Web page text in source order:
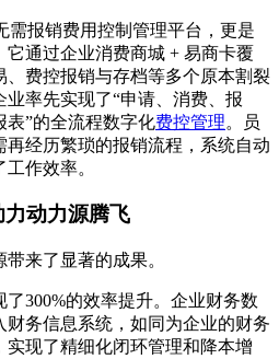
需报销费用控制管理平台，更是
通过企业消费商城 + 易商卡覆
费控报销与存档等多个原本割裂
率先实现了“申请、消费、报
表”的全流程数字化费控管理。员
经历繁琐的报销流程，系统自动
作效率。
动力源腾飞
来了显著的成果。
300%的效率提升。企业财务数
务信息系统，如同为企业的财务
现了精细化闭环管理和降本增